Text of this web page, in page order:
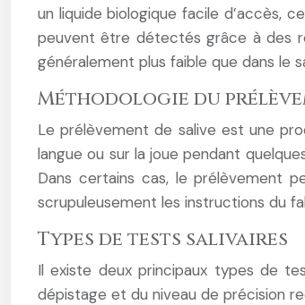
un liquide biologique facile d’accès,
peuvent être détectés grâce à des
généralement plus faible que dans le
Méthodologie du
Le prélèvement de salive est une
langue ou sur la joue pendant
Dans certains cas, le prélèvement
scrupuleusement les instructions du
Types de tests salivaires
Il existe deux principaux types de
dépistage et du niveau de précision